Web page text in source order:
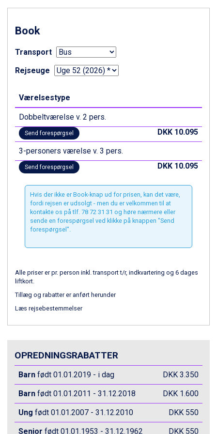
Zell am See fra DKK 4.095
Canazei fra DKK 4.745
Sauze dOulx fra DKK 4.045
Alleghe fra DKK 5.595
Bad Gastein fra DKK 4.195
La Thuile fra DKK 4.595
Val Thorens fra DKK 5.395
Cervinia fra DKK 5.295
Sölden fra DKK 8.445
Bad Hofgastein fra DKK 5.495
Passo Tonale fra DKK 3.795
Saalbach fra DKK 5.945
Champoluc fra DKK 3.795
Fieberbrunn fra DKK 6.145
Wagrain fra DKK 4.645
Ischgl fra DKK 7.095
St. Anton fra DKK 7.245
Zell am See fra DKK 4.095
Livigno fra DKK 4.145
Sauze dOulx fra DKK 4.045
Alleghe fra DKK 5.595
Bad Gastein fra DKK 4.195
Arabba fra DKK 7.045
Sölden fra DKK 8.445
Bad Hofgastein fra DKK 5.495
Passo Tonale fra DKK 3.795
Saalbach fra DKK 5.945
Champoluc fra DKK 3.795
Sestriere fra DKK 4.395
Fieberbrunn fra DKK 6.145
Wagrain fra DKK 4.645
Book
Transport
Rejseuge
Værelsestype
Dobbeltværelse v. 2 pers.
Send forespørgsel DKK 10.095
3-personers værelse v. 3 pers.
Send forespørgsel DKK 10.095
Hvis der ikke er Book-knap ud for prisen, kan det være,
fordi rejsen er udsolgt - men du er velkommen til at
kontakte os på tlf. 78 72 31 31 og høre nærmere eller
sende en forespørgsel ved klikke på knappen "Send
forespørgsel".
Alle priser er pr. person inkl. transport t/r, indkvartering og 6 dages
liftkort.
Tillæg og rabatter er anført herunder
Læs rejsebestemmelser
OPREDNINGSRABATTER
Barn født 01.01.2019 - i dag DKK 3.350
Barn født 01.01.2011 - 31.12.2018 DKK 1.600
Ung født 01.01.2007 - 31.12.2010 DKK 550
Senior født 01.01.1953 - 31.12.1962 DKK 550